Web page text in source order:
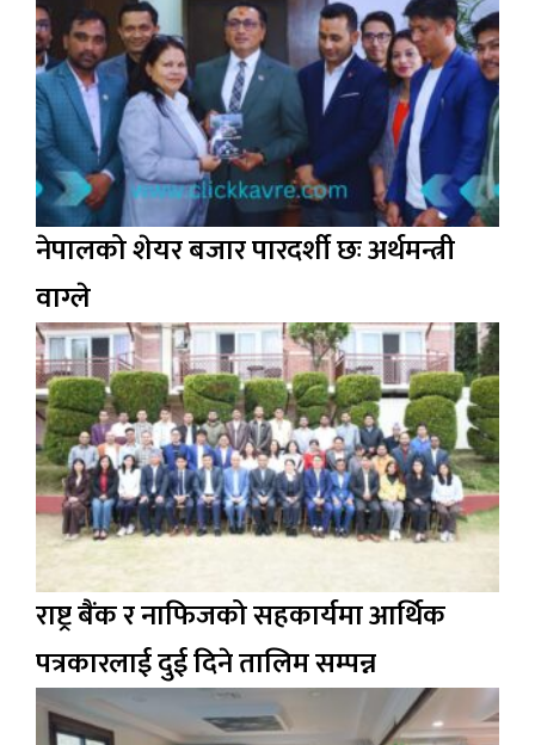
नेपालको शेयर बजार पारदर्शी छः अर्थमन्त्री
वाग्ले
राष्ट्र बैंक र नाफिजको सहकार्यमा आर्थिक
पत्रकारलाई दुई दिने तालिम सम्पन्न